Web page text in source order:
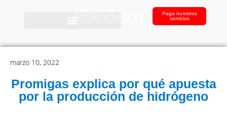
Paga nuestros
servicios
marzo 10, 2022
Promigas explica por qué apuesta
por la producción de hidrógeno